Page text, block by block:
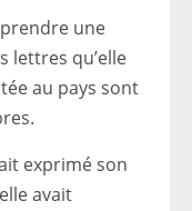
une
lettres qu’elle
au pays sont
exprimé son
avait